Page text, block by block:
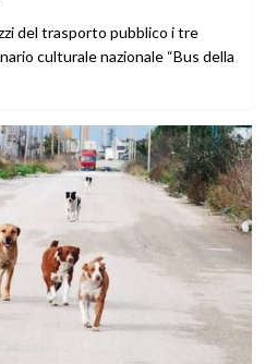
del trasporto pubblico i tre
culturale nazionale “Bus della